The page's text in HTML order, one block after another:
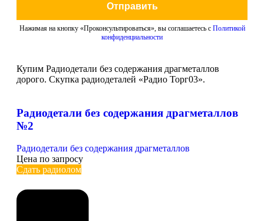
Отправить
Нажимая на кнопку «Проконсультироваться», вы соглашаетесь с Политикой
конфиденциальности
Купим Радиодетали без содержания драгметаллов
дорого. Скупка радиодеталей «Радио Торг03».
Радиодетали без содержания драгметаллов
№2
Радиодетали без содержания драгметаллов
Цена по запросу
Сдать радиолом